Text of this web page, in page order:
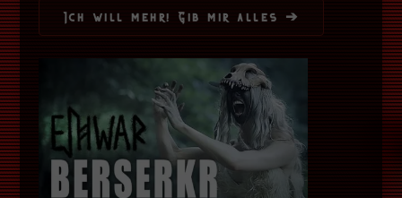
Ich will mehr! Gib mir alles ➔